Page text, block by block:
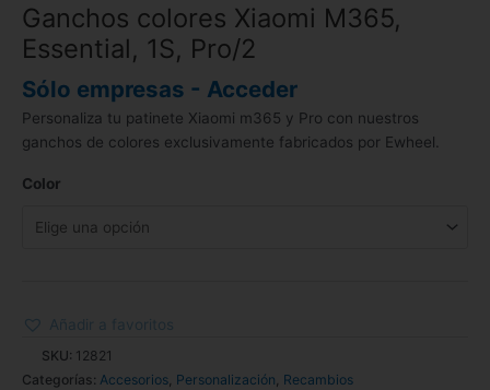
Ganchos colores Xiaomi M365,
Essential, 1S, Pro/2
Sólo empresas - Acceder
Personaliza tu patinete Xiaomi m365 y Pro con nuestros
ganchos de colores exclusivamente fabricados por Ewheel.
Color
Añadir a favoritos
SKU: 12821
Categorías: Accesorios, Personalización, Recambios